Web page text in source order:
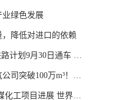
业绿色发展
降低对进口的依赖
9月30日通车 新视野
破100万m³！刷新纪录
项目进展 世界快资讯